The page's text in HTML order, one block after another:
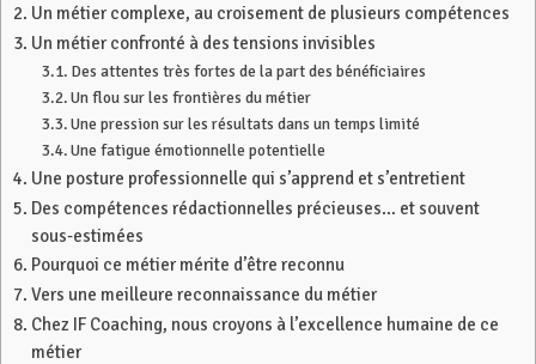
Un métier complexe, au croisement de plusieurs compétences
Un métier confronté à des tensions invisibles
Des attentes très fortes de la part des bénéficiaires
Un flou sur les frontières du métier
Une pression sur les résultats dans un temps limité
Une fatigue émotionnelle potentielle
Une posture professionnelle qui s’apprend et s’entretient
Des compétences rédactionnelles précieuses… et souvent
sous-estimées
Pourquoi ce métier mérite d’être reconnu
Vers une meilleure reconnaissance du métier
Chez IF Coaching, nous croyons à l’excellence humaine de ce
métier